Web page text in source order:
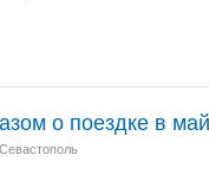
о поездке в